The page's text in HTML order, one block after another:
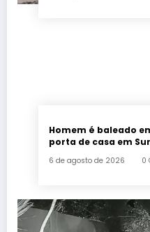
Homem é baleado
porta de casa em
6 de agosto de 2026 0